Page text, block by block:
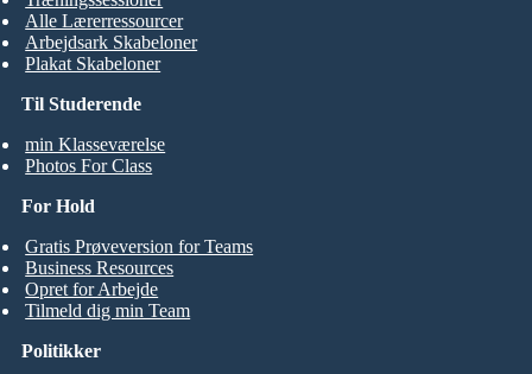
Til Studerende
min Klasseværelse
Photos For Class
Alle Lærerressourcer
Arbejdsark Skabeloner
Plakat Skabeloner
For Hold
Gratis Prøveversion for Teams
Business Resources
Opret for Arbejde
Tilmeld dig min Team
Politikker